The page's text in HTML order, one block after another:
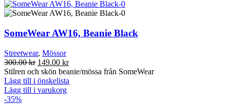
SomeWear AW16, Beanie Black
Streetwear, Mössor
300.00kr Det
ursprungliga
priset
var:
149.00 krDet
nuvarande
priset
Stilren och skön beanie/mössa från SomeWear
Lägg till i önskelista
Lägg till i varukorg
-35%